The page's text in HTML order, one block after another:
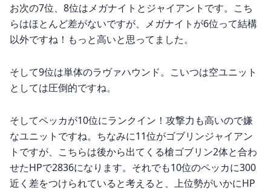
お次の7位、8位はメガナイトとジャイアントです。こち
らはほとんど差がないですが、メガナイトが6位って結構
以外ですね！もっと高いと思ってました。
そして9位は単体のラヴァハウンド。こいつは空ユニット
としては圧倒的ですね。
そしてペッカが10位にランクイン！攻撃力も高いので嫌
なユニットですね。ちなみに11位がゴブリンジャイアン
トですが、こちらは後から出てくる槍ゴブリン2体と合わ
せたHPで2836になります。それでも10位のペッカに300
近く差をつけられていると考えると、上位勢がいかにHP